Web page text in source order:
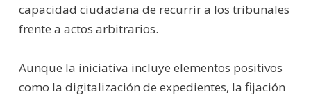
capacidad ciudadana de recurrir a los tribunales
frente a actos arbitrarios.
Aunque la iniciativa incluye elementos positivos
como la digitalización de expedientes, la fijación